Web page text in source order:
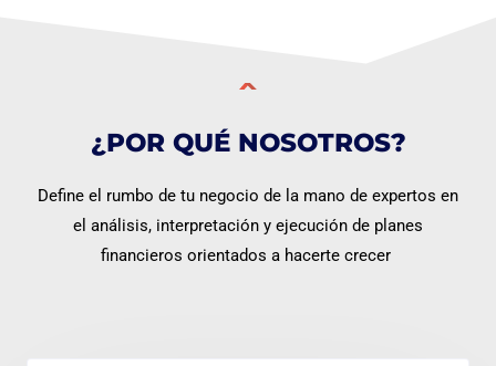
¿POR QUÉ NOSOTROS?
Define el rumbo de tu negocio de la mano de expertos en
el análisis, interpretación y ejecución de planes
financieros orientados a hacerte crecer